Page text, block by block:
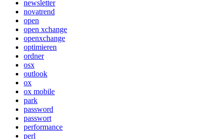
newsletter
novatrend
open
open xchange
openxchange
optimieren
ordner
osx
outlook
ox
ox mobile
park
password
passwort
performance
perl